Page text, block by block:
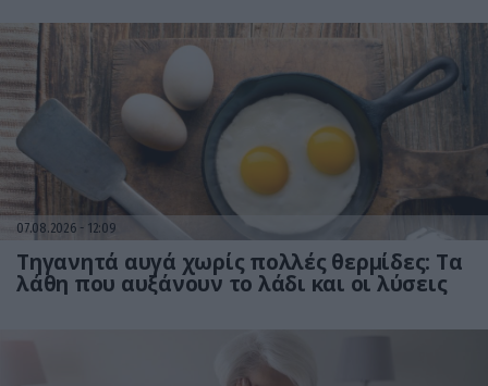
07.08.2026 12:09
Τηγανητά αυγά χωρίς πολλές θερμίδες: Τα
λάθη που αυξάνουν το λάδι και οι λύσεις